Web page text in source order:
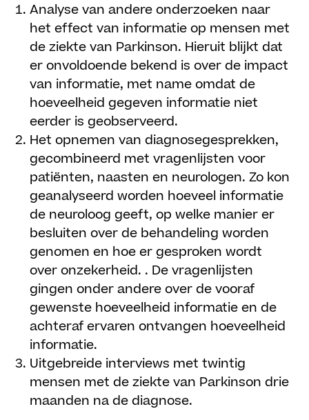
Analyse van andere onderzoeken naar
het effect van informatie op mensen met
de ziekte van Parkinson. Hieruit blijkt dat
er onvoldoende bekend is over de impact
van informatie, met name omdat de
hoeveelheid gegeven informatie niet
eerder is geobserveerd.
Het opnemen van diagnosegesprekken,
gecombineerd met vragenlijsten voor
patiënten, naasten en neurologen. Zo kon
geanalyseerd worden hoeveel informatie
de neuroloog geeft, op welke manier er
besluiten over de behandeling worden
genomen en hoe er gesproken wordt
over onzekerheid. . De vragenlijsten
gingen onder andere over de vooraf
gewenste hoeveelheid informatie en de
achteraf ervaren ontvangen hoeveelheid
informatie.
Uitgebreide interviews met twintig
mensen met de ziekte van Parkinson drie
maanden na de diagnose.